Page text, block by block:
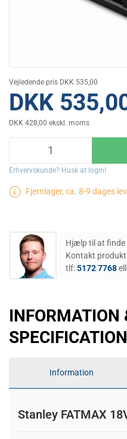
Vejledende pris DKK 535,00
DKK
DKK 428,00 ekskl. moms
Erhvervskunde? Husk at login!
Fjernlager, ca. 8-9 dages
Hjælp til at finde
Kontakt
tlf:5172 7768
INFORMATION
Information
Stanley FATMAX